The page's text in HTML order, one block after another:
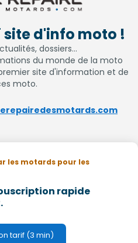
site d'info moto !
dossiers...
du monde de la moto
site d'information et de
moto.
les motards pour les
rapide
tarif (3 min)